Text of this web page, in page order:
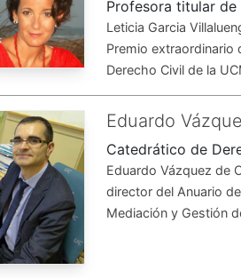
Profesora titular
Leticia Garcia
Premio extraordinario
Derecho Civil de la
Eduardo
Catedrático de
Eduardo Vázquez de
director del Anuario
Mediación y Gestión